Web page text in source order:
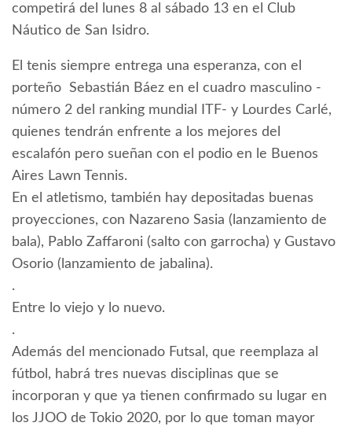
competirá del lunes 8 al sábado 13 en el Club
Náutico de San Isidro.
El tenis siempre entrega una esperanza, con el
porteño ​ Sebastián Báez en el cuadro masculino -
número 2 del ranking mundial ITF- y Lourdes Carlé,
quienes tendrán enfrente a los mejores del
escalafón pero sueñan con el podio en le Buenos
Aires Lawn Tennis.
En el atletismo, también hay depositadas buenas
proyecciones, con Nazareno Sasia (lanzamiento de
bala), Pablo Zaffaroni (salto con garrocha) y Gustavo
Osorio (lanzamiento de jabalina).
.
Entre lo viejo y lo nuevo.
.
Además del mencionado Futsal, que reemplaza al
fútbol, habrá tres nuevas disciplinas que se
incorporan y que ya tienen confirmado su lugar en
los JJOO de Tokio 2020, por lo que toman mayor